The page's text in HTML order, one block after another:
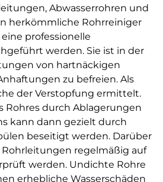
Abwasserrohren und
herkömmliche Rohrreiniger
professionelle
werden. Sie ist in der
von hartnäckigen
zu befreien. Als
der Verstopfung ermittelt.
Rohres durch Ablagerungen
kann dann gezielt durch
beseitigt werden. Darüber
regelmäßig auf
werden. Undichte Rohre
erhebliche Wasserschäden